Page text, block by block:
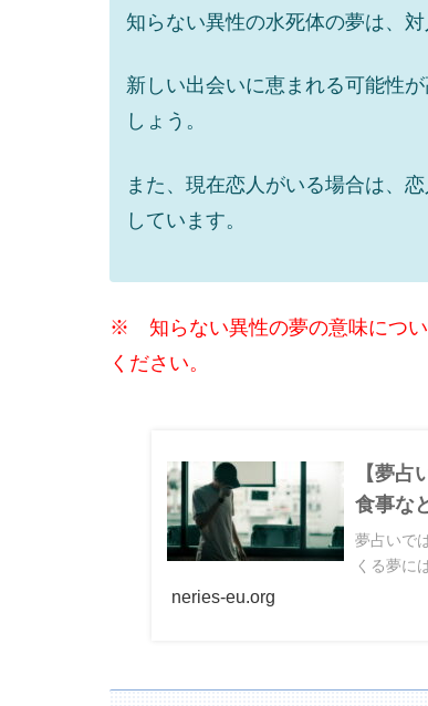
知らない異性の水死体の夢は、
新しい出会いに恵まれる可能性
しょう。
また、現在恋人がいる場合は、
しています。
※ 知らない異性の夢の意味につい
ください。
【夢
食事な
夢占いで
くる夢に
neries-eu.org